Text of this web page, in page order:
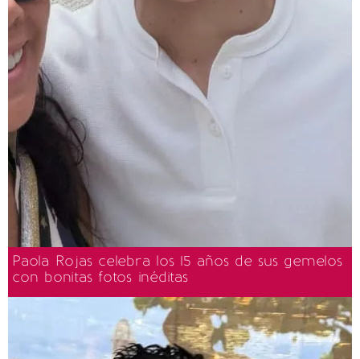
Paola Rojas celebra los 15 años de sus gemelos
con bonitas fotos inéditas